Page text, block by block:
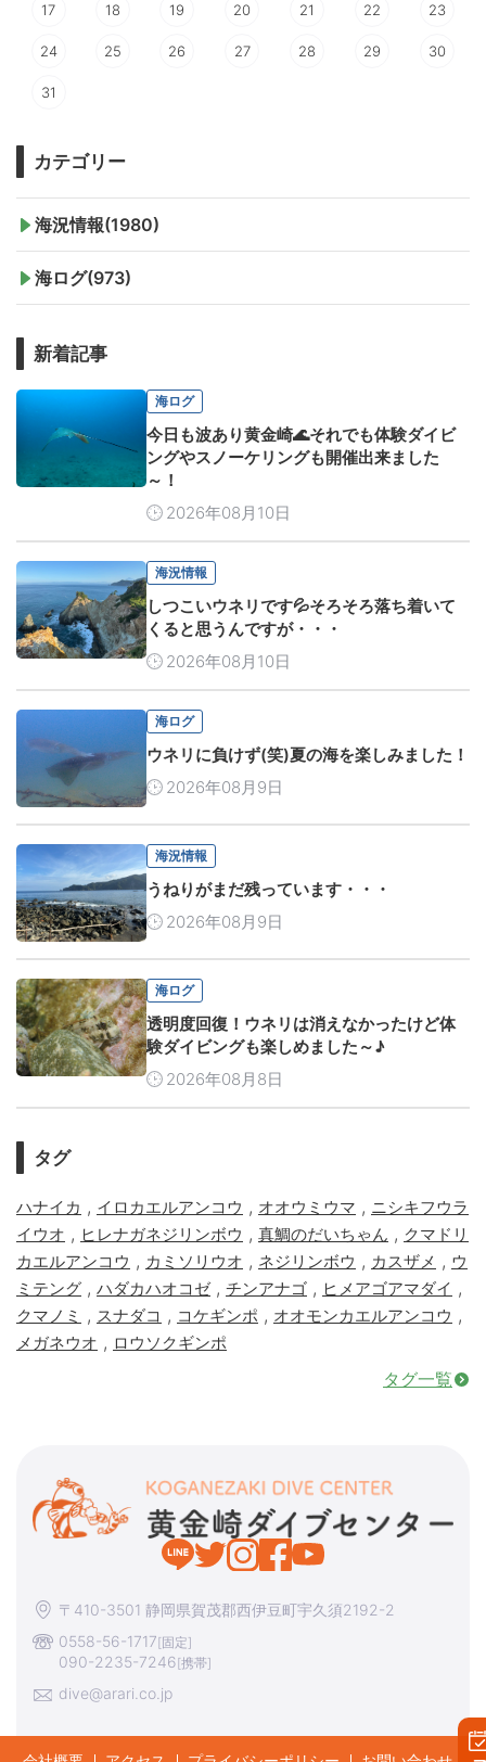
17 18 19 20 21 22 23
24 25 26 27 28 29 30
31
カテゴリー
海況情報(1980)
海ログ(973)
新着記事
海ログ
今日も波あり黄金崎🌊それでも体験ダイビ
ングやスノーケリングも開催出来ました
～！
2026年08月10日
海況情報
しつこいウネリです💦そろそろ落ち着いて
くると思うんですが・・・
2026年08月10日
海ログ
ウネリに負けず(笑)夏の海を楽しみました！
2026年08月9日
海況情報
うねりがまだ残っています・・・
2026年08月9日
海ログ
透明度回復！ウネリは消えなかったけど体
験ダイビングも楽しめました～♪
2026年08月8日
タグ
ハナイカ , イロカエルアンコウ , オオウミウマ , ニシキフウラ
イウオ , ヒレナガネジリンボウ , 真鯛のだいちゃん , クマドリ
カエルアンコウ , カミソリウオ , ネジリンボウ , カスザメ , ウ
ミテング , ハダカハオコゼ, チンアナゴ , ヒメアゴアマダイ ,
クマノミ , スナダコ , コケギンポ , オオモンカエルアンコウ ,
メガネウオ , ロウソクギンポ
タグ一覧
〒410-3501 静岡県賀茂郡西伊豆町宇久須2192-2
0558-56-1717[固定]
090-2235-7246[携帯]
dive@arari.co.jp